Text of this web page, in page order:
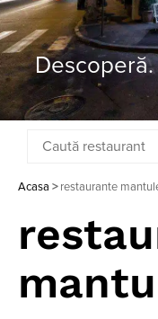
Descoperă.
Acasa > restaurante